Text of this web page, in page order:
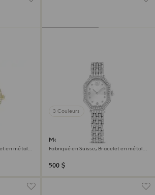
en métal,
3 Couleurs
Montre Dextera octagon
Fabriqué en Suisse, Bracelet en métal,
500 $